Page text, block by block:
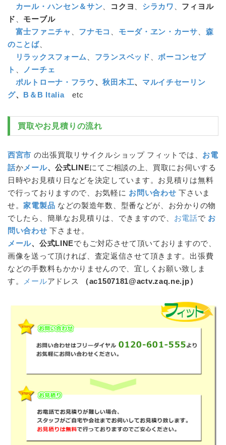
カール・ハンセン＆サン コクヨ シラカワ
フィヨル
ド
モーブル
富士ファニチャ
フナモコ モーダ・ヱン・カーサ
森
のことば、
リラックスフォーム
フランスベッド 、ボーコンセプ
ト
ノーチェ
ポルトローナ・フラウ、秋田木工、 マルイチセーリン
グ、 B＆B Italiaetc
買取やお見積りの流れ
西宮市 の出張買取リサイクルショップ フィットでは、 お電
話かメール、公式LINEにてご相談の上、買取にお伺いする
日時やお見積り日などを決定しています。お見積りは無料
で行っておりますので、お気軽に お問い合わせ 下さいま
せ。家電製品 などの製造年数、型番などが、お分かりの物
でしたら、簡単なお見積りは、できますので、 お電話で お
問い合わせ 下さませ。
メール、公式LINEでもご対応させて頂いておりますので、
画像を送って頂ければ、査定返信させて頂きます。出張費
などの手数料もかかりませんので、宜しくお願い致しま
す。
メールアドレス （ac1507181@actv.zaq.ne.jp）